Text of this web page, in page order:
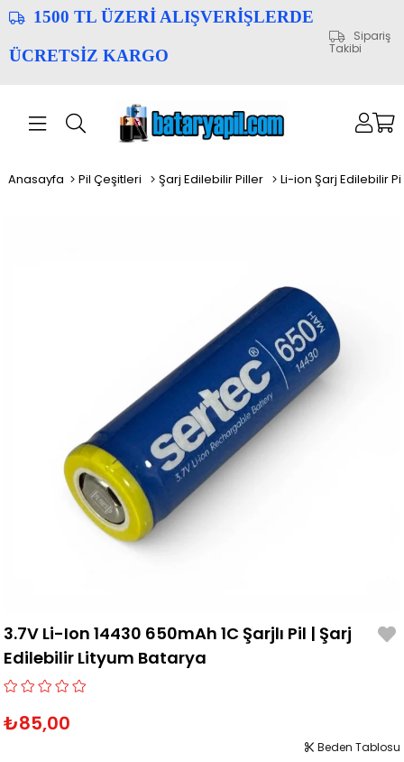
1500 TL ÜZERİ ALIŞVERİŞLERDE
ÜCRETSİZ KARGO
Sipariş
Takibi
Anasayfa Pil Çeşitleri Şarj Edilebilir Piller Li-ion Şarj Edilebilir
3.7V Li-Ion 14430 650mAh 1C Şarjlı Pil | Şarj
Edilebilir Lityum Batarya
₺85,00
Beden Tablosu